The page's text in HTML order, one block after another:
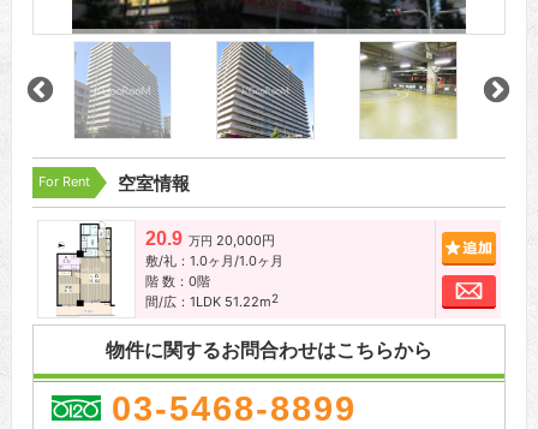
For Rent 空室情報
20.9 万円 20,000円
敷/礼：1.0ヶ月/1.0ヶ月
階 数：0階
間/広：1LDK 51.22m2
お問
物件に関するお問合わせはこちらから
03-5468-8899